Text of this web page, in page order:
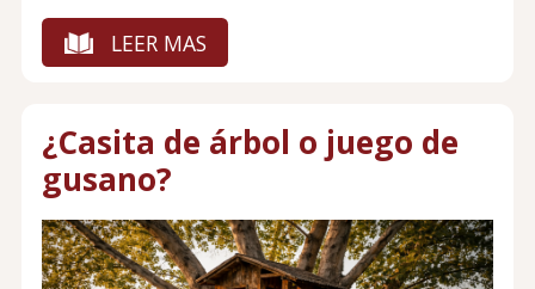
LEER MAS
¿Casita de árbol o juego de
gusano?